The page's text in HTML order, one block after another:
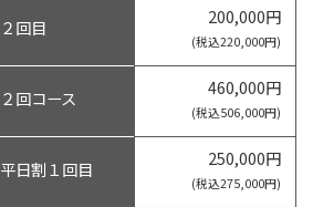
２回目 200,000円
(税込220,000円)
２回コース 460,000円
(税込506,000円)
平日割１回目 250,000円
(税込275,000円)